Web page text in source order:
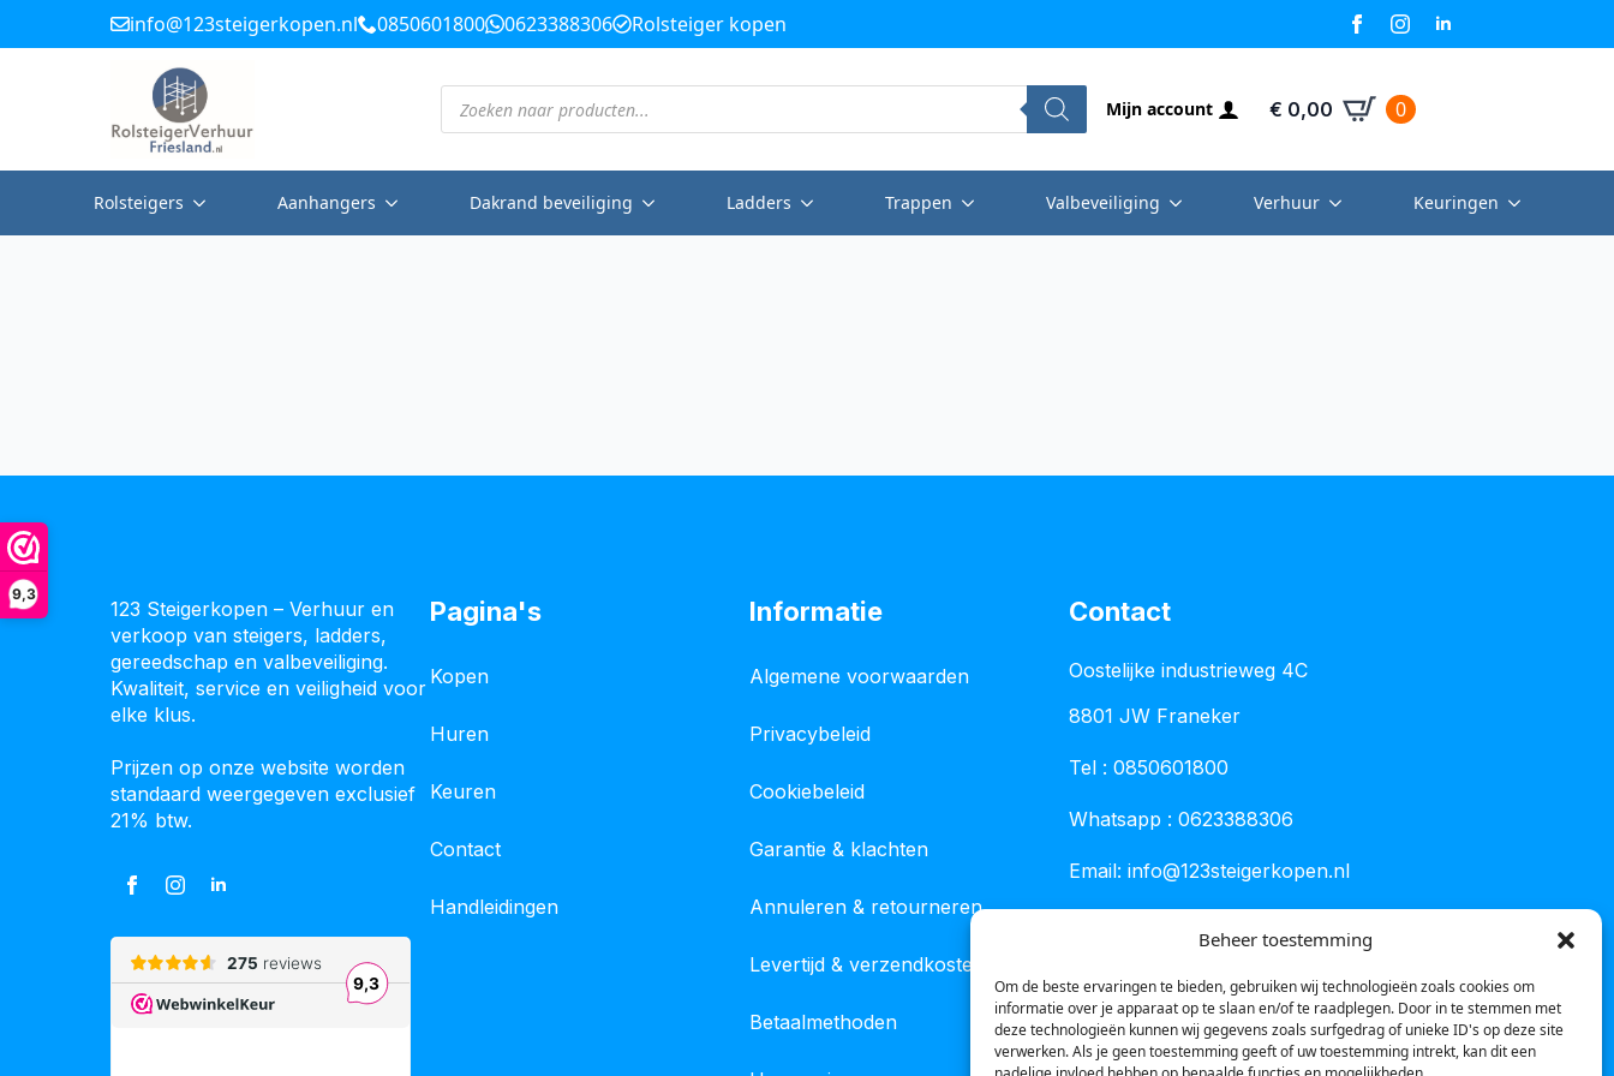
9,3
Beheer toestemming
Om de beste ervaringen te bieden, gebruiken wij technologieën zoals cookies om
informatie over je apparaat op te slaan en/of te raadplegen. Door in te stemmen met
deze technologieën kunnen wij gegevens zoals surfgedrag of unieke ID's op deze site
verwerken. Als je geen toestemming geeft of uw toestemming intrekt, kan dit een
info@123steigerkopen.nl 0850601800 0623388306 Rolsteiger kopen
Producten
zoeken Mijn account € 0,00 0
Rolsteigers Aanhangers Dakrand beveiliging Ladders Trappen Valbeveiliging Verhuur Keuringen
123 Steigerkopen – Verhuur en
verkoop van steigers, ladders,
gereedschap en valbeveiliging.
Kwaliteit, service en veiligheid voor
elke klus.
Prijzen op onze website worden
standaard weergegeven exclusief
21% btw.
Pagina's
Kopen
Huren
Keuren
Contact
Handleidingen
Informatie
Algemene voorwaarden
Privacybeleid
Cookiebeleid
Garantie & klachten
Annuleren & retourneren
Levertijd & verzendkosten
Betaalmethoden
Contact
Oostelijke industrieweg 4C
8801 JW Franeker
Tel : 0850601800
Whatsapp : 0623388306
Email: info@123steigerkopen.nl